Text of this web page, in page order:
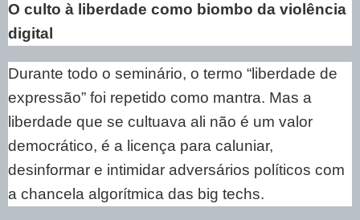
O culto à liberdade como biombo da violência
digital
Durante todo o seminário, o termo “liberdade de
expressão” foi repetido como mantra. Mas a
liberdade que se cultuava ali não é um valor
democrático, é a licença para caluniar,
desinformar e intimidar adversários políticos com
a chancela algorítmica das big techs.